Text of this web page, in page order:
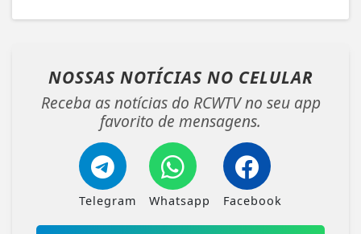
NOSSAS NOTÍCIAS NO CELULAR
Receba as notícias do RCWTV no seu app
favorito de mensagens.
Telegram Whatsapp Facebook